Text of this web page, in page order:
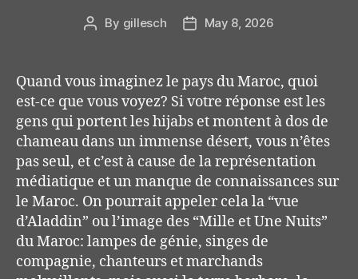
Post
By gillesch
PostMay 8, 2026
Quand vous imaginez le pays du Maroc, quoi
est-ce que vous voyez? Si votre réponse est les
gens qui portent les hijabs et montent à dos de
chameau dans un immense désert, vous n’êtes
pas seul, et c’est à cause de la représentation
médiatique et un manque de connaissances sur
le Maroc. On pourrait appeler cela la “vue
d’Aladdin” ou l’image des “Mille et Une Nuits”
du Maroc: lampes de génie, singes de
compagnie, chanteurs et marchands